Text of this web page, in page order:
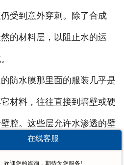
受到意外穿刺。除了合成
的材料层，以阻止水的运
防水膜那里面的服装几乎是
材料，往往直接到墙壁或硬
腔。这些层允许水渗透的壁
另一半。
在线客服
欢迎您的咨询，期待为您服务!